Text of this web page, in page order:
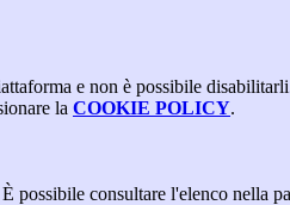
e non è possibile
la COOKIE POLICY.
possibile consultare l'elenco nella